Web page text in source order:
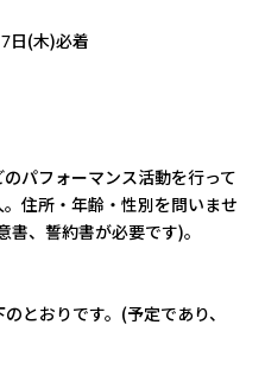
日(木)必着
パフォーマンス活動を行って
住所・年齢・性別を問いませ
、誓約書が必要です)。
とおりです。(予定であり、